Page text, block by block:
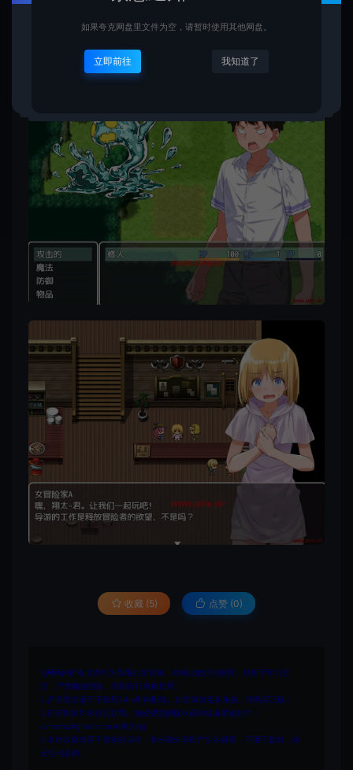
收藏 (5) 点赞 (0)
1.网站内所有文件均为网络共享资源，本站仅做打包整理。仅用于学习交
流，严禁商业用途，否则自行承担后果。
2.所有资源请于下载后24小时内删除。如需体验更多乐趣，请购买正版！
3.所有内容均来自互联网。如侵犯您的版权或利益请发送邮件：
cvformat#gmail.com (#换为@)
4.本站收费仅用于资源的保存、备份和分享所产生的费用，不用于盈利，亦
无任何盈利。
如果夸克网盘里文件为空，请暂时使用其他网盘。
立即前往 我知道了